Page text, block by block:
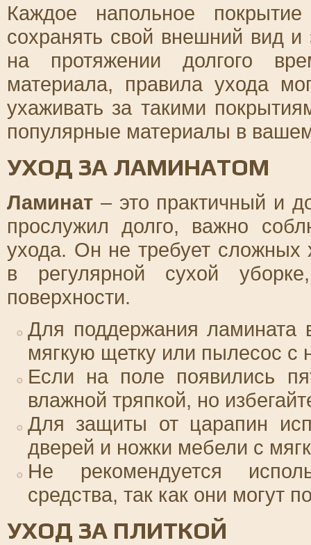
Каждое напольное
сохранять свой внешний вид и
на протяжении долгого
материала, правила ухода
ухаживать за такими
популярные материалы в
УХОД ЗА ЛАМИНАТОМ
Ламинат – это практичный и
прослужил долго, важно
ухода. Он не требует сложных
в регулярной сухой
поверхности.
Для поддержания ламината
мягкую щетку или пылесос с
Если на поле появились
влажной тряпкой, но
Для защиты от царапин
дверей и ножки мебели с
Не рекомендуется
средства, так как они могут
УХОД ЗА ПЛИТКОЙ